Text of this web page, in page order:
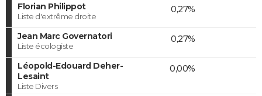
Florian Philippot
Liste d'extrême droite
0,27%
Jean Marc Governatori
Liste écologiste
0,27%
Léopold-Edouard Deher-
Lesaint
Liste Divers
0,00%